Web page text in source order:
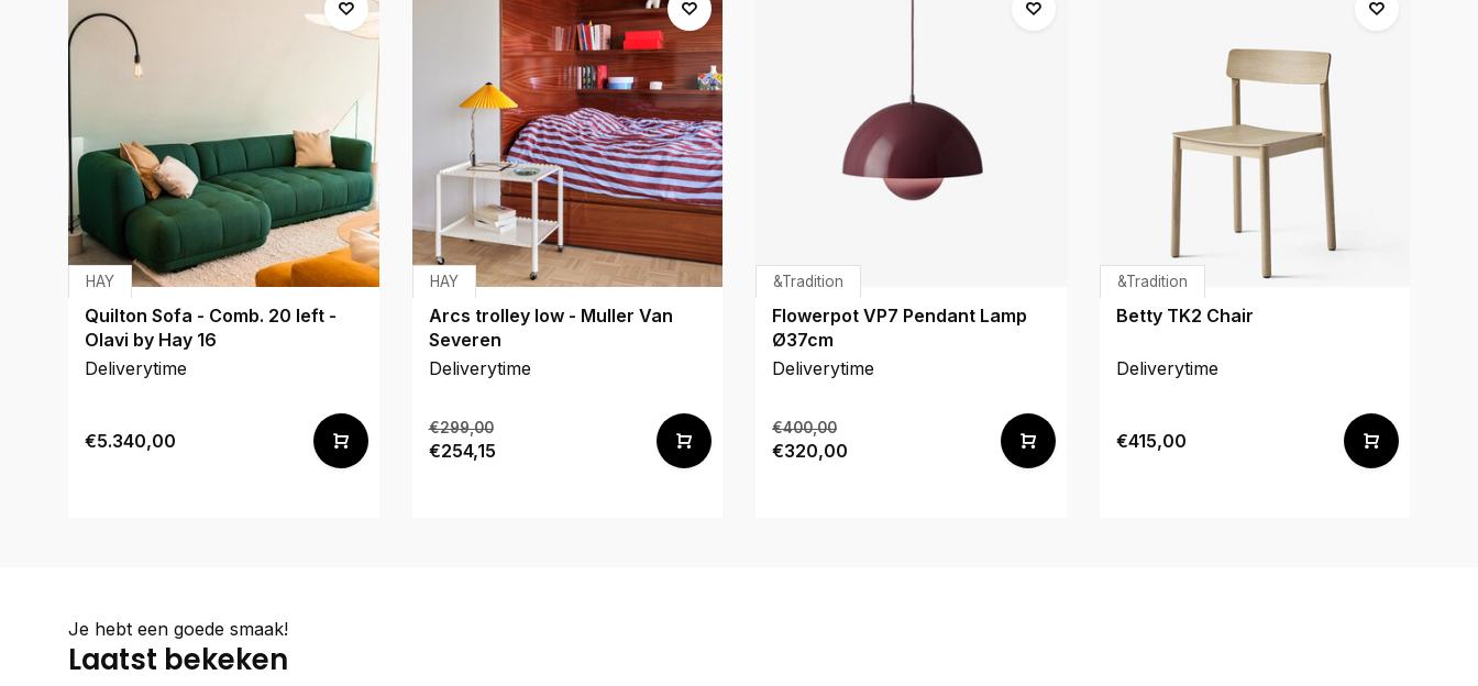
HAY
Quilton Sofa - Comb. 20 left -
Olavi by Hay 16
Deliverytime
€5.340,00
HAY
Arcs trolley low - Muller Van
Severen
Deliverytime
€299,00
€254,15
&Tradition
Flowerpot VP7 Pendant Lamp
Ø37cm
Deliverytime
€400,00
€320,00
&Tradition
Betty TK2 Chair
Deliverytime
€415,00
Je hebt een goede smaak!
Laatst bekeken